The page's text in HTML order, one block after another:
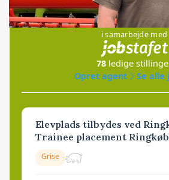
Jobs
i samarbejde med
78 ledige
Opret agent
Se alle
Elevplads tilbydes ved
Trainee placement
Grise